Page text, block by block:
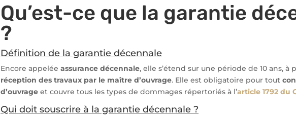
Qu’est-ce que la garantie
?
Définition de la garantie décennale
Encore appelée assurance décennale, elle s’étend sur une période de 10 ans, à
réception des travaux par le maître d’ouvrage. Elle est obligatoire pour tout
d’ouvrage et couvre tous les types de dommages répertoriés à l’article 1792 du
Qui doit souscrire à la garantie décennale ?